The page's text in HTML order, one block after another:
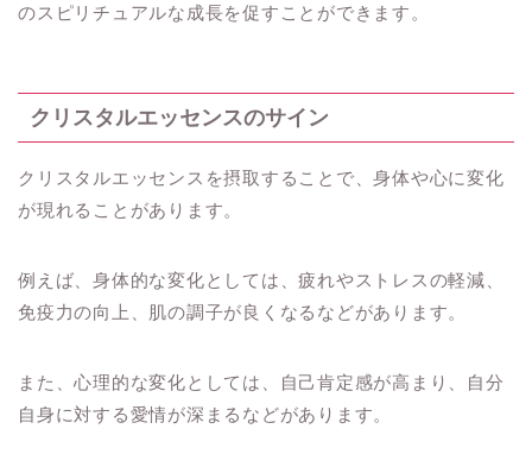
のスピリチュアルな成長を促すことができます。
クリスタルエッセンスのサイン
クリスタルエッセンスを摂取することで、身体や心に変化
が現れることがあります。
例えば、身体的な変化としては、疲れやストレスの軽減、
免疫力の向上、肌の調子が良くなるなどがあります。
また、心理的な変化としては、自己肯定感が高まり、自分
自身に対する愛情が深まるなどがあります。